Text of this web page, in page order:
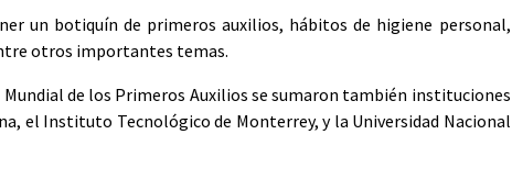
un botiquín de primeros auxilios, hábitos de higiene personal,
otros importantes temas.
de los Primeros Auxilios se sumaron también instituciones
el Instituto Tecnológico de Monterrey, y la Universidad Nacional